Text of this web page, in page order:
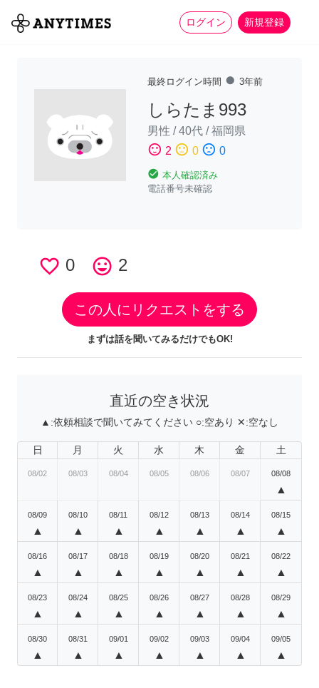
ログイン 新規登録
全て 家事 more_horiz
最終ログイン時間 fiber_manual_record 3年前
しらたま993
男性 /40代 /福岡県
sentiment_satisfied 2 sentiment_neutral 0 sentiment_dissatisfied 0
check_circle 本人確認済み
電話番号未確認
favorite_border 0 tag_faces 2
この人にリクエストをする
まずは話を聞いてみるだけでもOK!
直近の空き状況
▲:依頼相談で聞いてみてください ○:空あり ✕:空なし
日 月 火 水 木 金 土
08/02 08/03 08/04 08/05 08/06 08/07 08/08
▲
08/09
▲
08/10
▲
08/11
▲
08/12
▲
08/13
▲
08/14
▲
08/15
▲
08/16
▲
08/17
▲
08/18
▲
08/19
▲
08/20
▲
08/21
▲
08/22
▲
08/23
▲
08/24
▲
08/25
▲
08/26
▲
08/27
▲
08/28
▲
08/29
▲
08/30
▲
08/31
▲
09/01
▲
09/02
▲
09/03
▲
09/04
▲
09/05
▲